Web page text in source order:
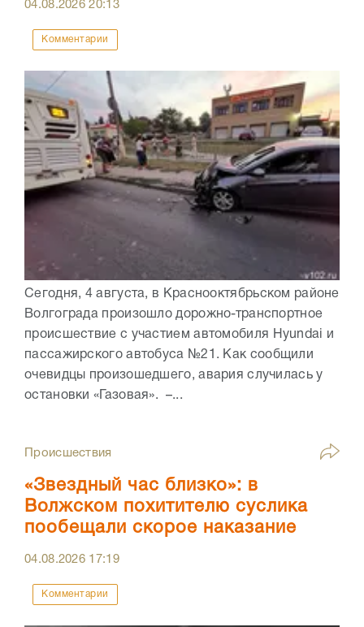
04.08.202620:13
Комментарии
Сегодня, 4 августа, в Краснооктябрьском районе
Волгограда произошло дорожно-транспортное
происшествие с участием автомобиля Hyundai и
пассажирского автобуса №21. Как сообщили
очевидцы произошедшего, авария случилась у
остановки «Газовая». –...
Происшествия
«Звездный час близко»: в
Волжском похитителю суслика
пообещали скорое наказание
04.08.2026 17:19
Комментарии